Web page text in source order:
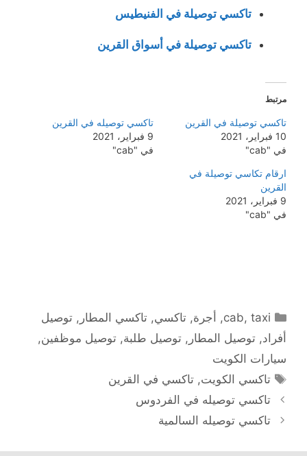
تاكسي توصيلة في الفنيطيس
تاكسي توصيلة في أسواق القرين
مرتبط
تاكسي توصيلة في القرين
10 فبراير، 2021
في "cab"
تاكسي توصيله في القرين
9 فبراير، 2021
في "cab"
ارقام تكاسي توصيلة في
القرين
9 فبراير، 2021
في "cab"
التصنيفات
cab, taxi
, أجرة,تاكسي,تاكسي المطار ,توصيل
أفراد, توصيل المطار , توصيل طلبة, توصيل موظفين,
سيارات الكويت
الوسوم
تاكسي الكويت,تاكسي في القرين
تاكسي توصيله في الفردوس
تاكسي توصيله السالمية